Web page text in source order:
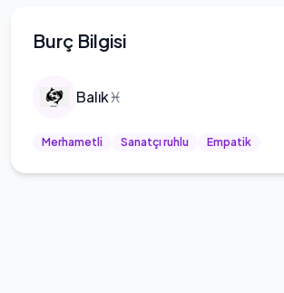
Burç Bilgisi
Balık♓
Merhametli Sanatçı ruhlu Empatik